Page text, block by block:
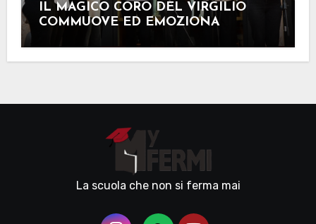
IL MAGICO CORO DEL VIRGILIO
COMMUOVE ED EMOZIONA
La scuola che non si ferma mai